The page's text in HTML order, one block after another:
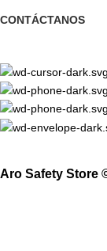
CONTÁCTANOS
Aro Safety Store